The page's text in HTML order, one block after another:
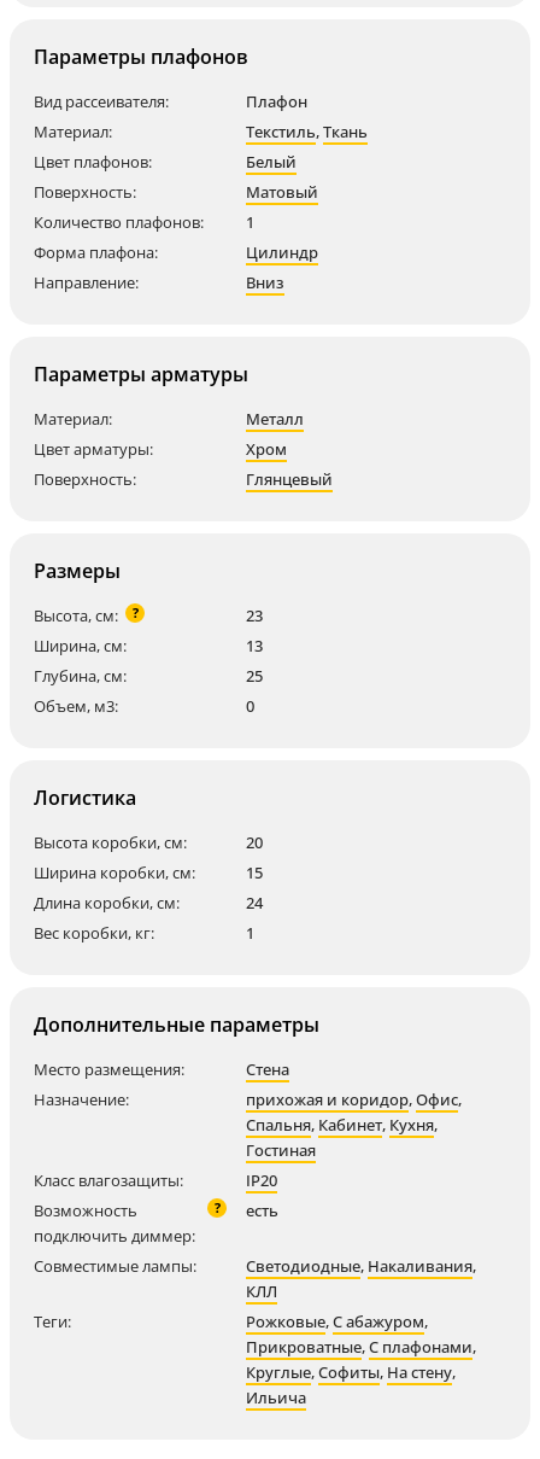
Параметры плафонов
Вид рассеивателя:
Плафон
Материал:
Текстиль,Ткань
Цвет плафонов:
Белый
Поверхность:
Матовый
Количество плафонов:
1
Форма плафона:
Цилиндр
Направление:
Вниз
Параметры арматуры
Материал:
Металл
Цвет арматуры:
Хром
Поверхность:
Глянцевый
Размеры
Высота, см: ?
23
Ширина, см:
13
Глубина, см:
25
Объем, м3:
0
Логистика
Высота коробки, см:
20
Ширина коробки, см:
15
Длина коробки, см:
24
Вес коробки, кг:
1
Дополнительные параметры
Место размещения:
Стена
Назначение:
прихожая и коридор,Офис,
Спальня, Кабинет, Кухня,
Гостиная
Класс влагозащиты:
IP20
Возможность
подключить диммер:
? есть
Совместимые лампы: Светодиодные, Накаливания,
КЛЛ
Теги:
Рожковые,С абажуром,
Прикроватные,С плафонами,
Круглые,Софиты, На стену,
Ильича